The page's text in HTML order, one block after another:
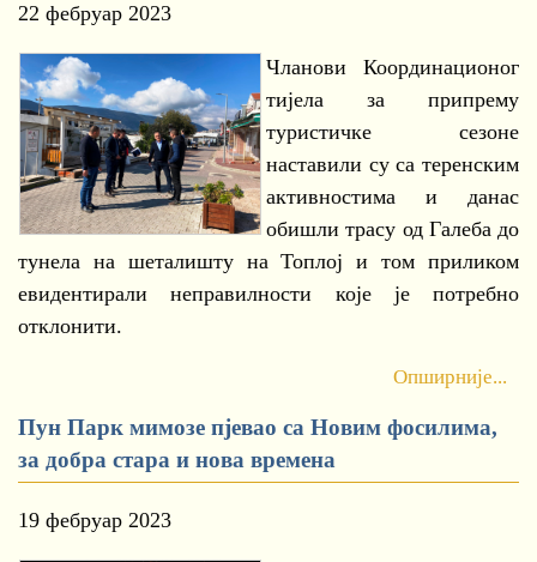
22 фебруар 2023
Чланови Координационог
тијела за припрему
туристичке сезоне
наставили су са теренским
активностима и данас
обишли трасу од Галеба до
тунела на шеталишту на Топлој и том приликом
евидентирали неправилности које је потребно
отклонити.
Опширније...
Пун Парк мимозе пјевао са Новим фосилима,
за добра стара и нова времена
19 фебруар 2023